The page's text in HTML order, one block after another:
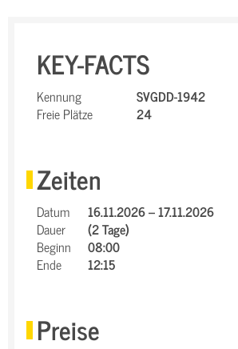
KEY-FACTS
Kennung
SVGDD-1942
Freie Plätze
24
Zeiten
Datum
16.11.2026 – 17.11.2026
Dauer
(2 Tage)
Beginn
08:00
Ende
12:15
Preise